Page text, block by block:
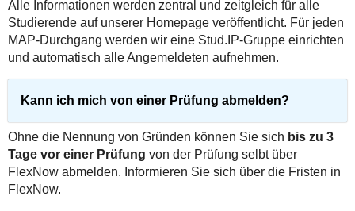
Alle Informationen werden zentral und zeitgleich für alle
Studierende auf unserer Homepage veröffentlicht. Für jeden
MAP-Durchgang werden wir eine Stud.IP-Gruppe einrichten
und automatisch alle Angemeldeten aufnehmen.
Kann ich mich von einer Prüfung abmelden?
Ohne die Nennung von Gründen können Sie sich bis zu 3
Tage vor einer Prüfung von der Prüfung selbt über
FlexNow abmelden. Informieren Sie sich über die Fristen in
FlexNow.